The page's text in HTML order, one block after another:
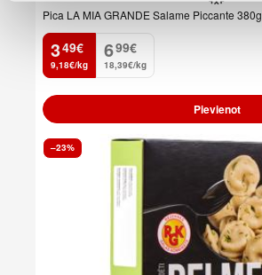
Pica LA MIA GRANDE Salame Piccante 380g
3
. 49€
9,18€/kg
6
. 99€
18,39€/kg
Pievienot
–23%